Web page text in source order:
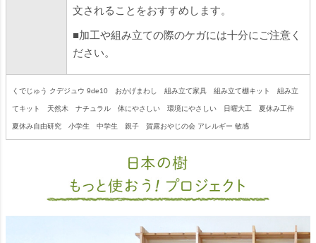
文されることをおすすめします。
■加工や組み立ての際のケガには十分にご注意く
ださい。
くでじゅう クデジュウ 9de10 おかげまわし 組み立て家具 組み立て棚キット 組み立
てキット 天然木 ナチュラル 体にやさしい 環境にやさしい 日曜大工 夏休み工作
夏休み自由研究 小学生 中学生 親子 賀露おやじの会 アレルギー 敏感